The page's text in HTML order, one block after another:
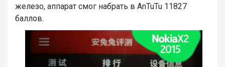
железо, аппарат смог набрать в AnTuTu 11827
баллов.